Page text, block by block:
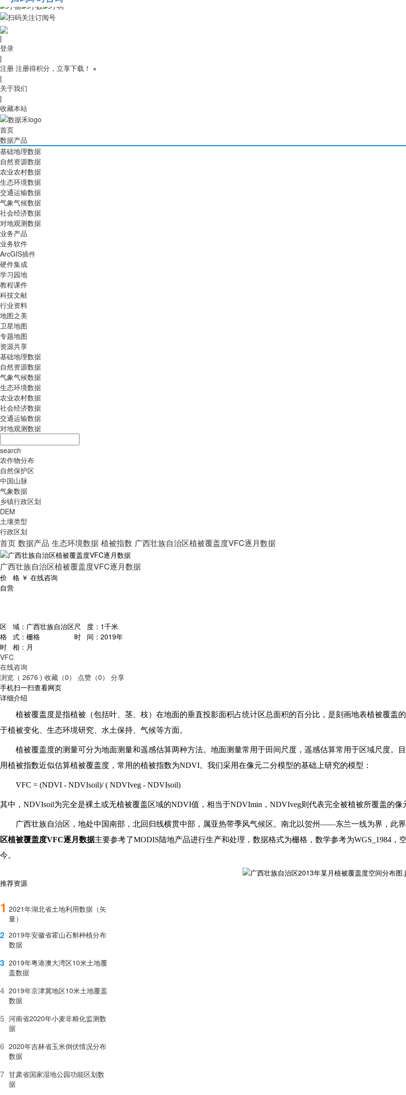
010-53689091
|
登录
|
注册 注册得积分，立享下载！ ×
|
关于我们
|
收藏本站
首页
数据产品
基础地理数据
自然资源数据
农业农村数据
生态环境数据
交通运输数据
气象气候数据
社会经济数据
对地观测数据
业务产品
业务软件
ArcGIS插件
硬件集成
学习园地
教程课件
科技文献
行业资料
地图之美
卫星地图
专题地图
资源共享
基础地理数据
自然资源数据
气象气候数据
生态环境数据
农业农村数据
社会经济数据
交通运输数据
对地观测数据
search
农作物分布
自然保护区
中国山脉
气象数据
乡镇行政区划
DEM
土壤类型
行政区划
首页 数据产品 生态环境数据 植被指数 广西壮族自治区植被覆盖度VFC逐月数据
广西壮族自治区植被覆盖度VFC逐月数据
价 格 ￥ 在线咨询
自营
区 域： 广西壮族自治区尺 度： 1千米
格 式： 栅格 时 间： 2019年
时 相： 月
VFC
在线咨询
浏览（ 2676 ) 收藏（0） 点赞（0）
分享
手机扫一扫查看网页
详细介绍
植被覆盖度是指植被（包括叶、茎、枝）在地面的垂直投影面积占统计区总面积的百分比，是刻画地表植被覆盖
于植被变化、生态环境研究、水土保持、气候等方面。
植被覆盖度的测量可分为地面测量和遥感估算两种方法。地面测量常用于田间尺度，遥感估算常用于区域尺度。
用植被指数近似估算植被覆盖度，常用的植被指数为NDVI。我们采用在像元二分模型的基础上研究的模型：
VFC = (NDVI - NDVIsoil)/ ( NDVIveg - NDVIsoil)
其中，NDVIsoil为完全是裸土或无植被覆盖区域的NDVI值，相当于NDVImin，NDVIveg则代表完全被植被所覆盖的
广西壮族自治区，地处中国南部，北回归线横贯中部，属亚热带季风气候区。南北以贺州——东兰一线为界，此
区植被覆盖度VFC逐月数据主要参考了MODIS陆地产品进行生产和处理，数据格式为栅格，数学参考为WGS_1984
今。
推荐资源
1 2021年湖北省土地利用数据（矢
量）
2 2019年安徽省霍山石斛种植分布
数据
3 2019年粤港澳大湾区10米土地覆
盖数据
4 2019年京津冀地区10米土地覆盖
数据
5 河南省2020年小麦非粮化监测数
据
6 2020年吉林省玉米倒伏情况分布
数据
7 甘肃省国家湿地公园功能区划数
据